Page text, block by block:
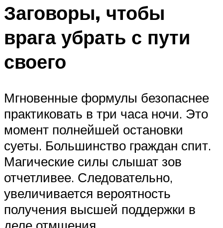
Заговоры, чтобы
врага убрать с пути
своего
Мгновенные формулы безопаснее
практиковать в три часа ночи. Это
момент полнейшей остановки
суеты. Большинство граждан спит.
Магические силы слышат зов
отчетливее. Следовательно,
увеличивается вероятность
получения высшей поддержки в